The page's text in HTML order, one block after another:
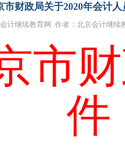
市财政局关于2020年会计
计继续教育网 作者：北京会计继续
市
件